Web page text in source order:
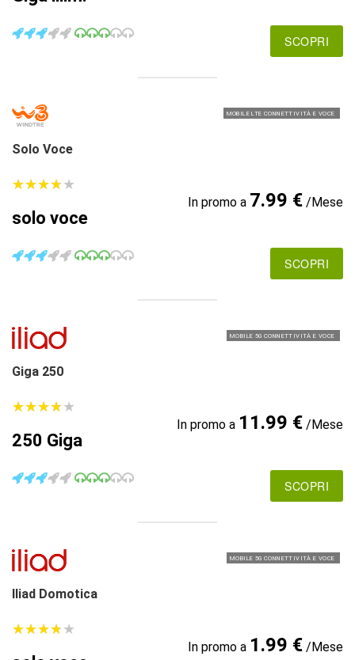
SCOPRI
MOBILE LTE CONNETTIVITÀ E VOCE
Solo Voce
★★★★★
★★★★★
solo voce
In promo a 7.99 €/Mese
SCOPRI
MOBILE 5G CONNETTIVITÀ E VOCE
Giga 250
★★★★★
★★★★★
250 Giga
In promo a 11.99 €/Mese
SCOPRI
MOBILE 5G CONNETTIVITÀ E VOCE
Iliad Domotica
★★★★★
★★★★★
In promo a 1.99 €/Mese